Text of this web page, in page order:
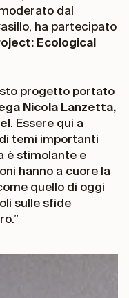
dal
ha partecipato
Ecological
progetto portato
Nicola Lanzetta,
. Essere qui a
temi importanti
è stimolante e
hanno a cuore la
quello di oggi
sulle sfide